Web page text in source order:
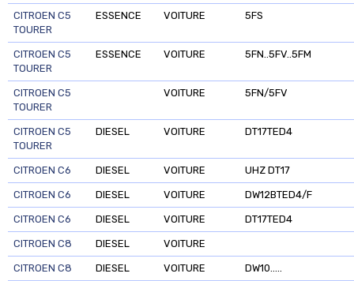
CITROEN C5
TOURER
ESSENCE VOITURE 5FS
CITROEN C5
TOURER
ESSENCE VOITURE 5FN..5FV..5FM
CITROEN C5
TOURER
VOITURE 5FN/5FV
CITROEN C5
TOURER
DIESEL VOITURE DT17TED4
CITROEN C6 DIESEL VOITURE UHZ DT17
CITROEN C6 DIESEL VOITURE DW12BTED4/F
CITROEN C6 DIESEL VOITURE DT17TED4
CITROEN C8 DIESEL VOITURE
CITROEN C8 DIESEL VOITURE DW10.....